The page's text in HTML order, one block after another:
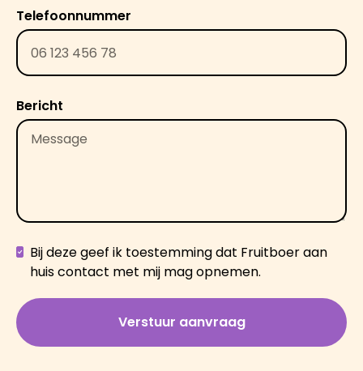
Telefoonnummer
Bericht
Bij deze geef ik toestemming dat Fruitboer aan
huis contact met mij mag opnemen.